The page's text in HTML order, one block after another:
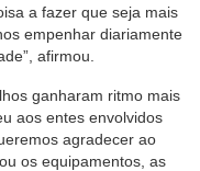
a fazer que seja mais
empenhar diariamente
afirmou.
ganharam ritmo mais
aos entes envolvidos
agradecer ao
os equipamentos, as